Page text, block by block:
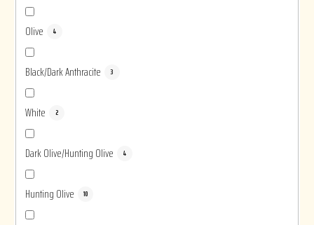
Olive 4
Black/Dark Anthracite 3
White 2
Dark Olive/Hunting Olive 4
Hunting Olive 10